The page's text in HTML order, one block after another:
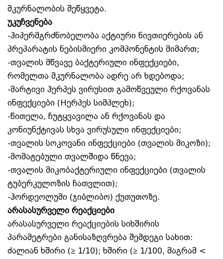
მკურნალობის შეწყვეტა.
უკუჩვენება
-ჰიპერმგრძნობელობა აქტიური ნივთიერების ან
პრეპარატის ნებისმიერი კომპონენტის მიმართ;
-თვალის მწვავე ბაქტერიული ინფექციები,
რომელთა მკურნალობა ადრე არ ხდებოდა;
-მარტივი ჰერპეს ვირუსით გამოწვეული რქოვანას
ინფექციები (Hერპეს სიმპლეხ);
-წითელა, ჩუტყვავილა ან რქოვანას და
კონიუნქტივას სხვა ვირუსული ინფექციები;
-თვალის სოკოვანი ინფექციები (თვალის მიკოზი);
-მომატებული თვალშიდა წნევა;
-თვალის მიკობაქტერიული ინფექციები (თვალის
ტუბერკულოზის ჩათვლით);
-ჰორდეოლუმი (ჯიბლიბო) ქუთუთოზე.
არასასურველი რეაქციები
არასასურველი რეაქციების სიხშირის
პარამეტრები განისაზღვრება შემდეგი სახით:
ძალიან ხშირი (≥ 1/10); ხშირი (≥ 1/100, მაგრამ <